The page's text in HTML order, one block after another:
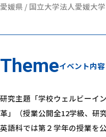
愛媛県 /国立大学法人愛媛大学
イベント内容
研究主題「学校ウェルビーイ
革」（授業公開全12学級、研
英語科では第２学年の授業を公